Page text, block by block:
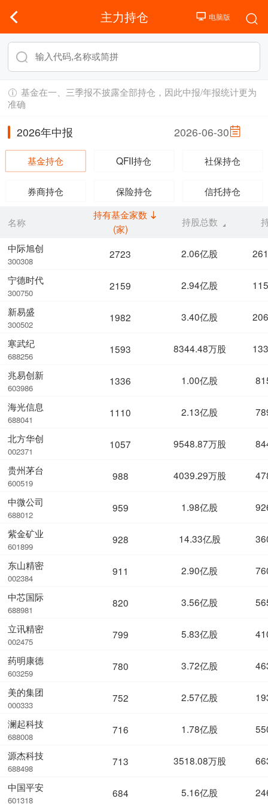
主力持仓
基金在一、三季报不披露全部持仓，因此中报/年报统计更为
准确
2026年中报 2026-06-30
基金持仓 QFII持仓 社保持仓
券商持仓 保险持仓 信托持仓
名称
中际旭创
300308
宁德时代
300750
新易盛
300502
寒武纪
688256
兆易创新
603986
海光信息
688041
北方华创
002371
贵州茅台
600519
中微公司
688012
紫金矿业
601899
东山精密
002384
中芯国际
688981
立讯精密
002475
药明康德
603259
美的集团
000333
澜起科技
688008
源杰科技
688498
中国平安
601318
持有基金家数
(家)
持股总数
2723 2.06亿股
2159 2.94亿股
1982 3.40亿股
1593 8344.48万股
1336 1.00亿股
1110 2.13亿股
1057 9548.87万股
988 4039.29万股
959 1.98亿股
928 14.33亿股
911 2.90亿股
820 3.56亿股
799 5.83亿股
780 3.72亿股
752 2.57亿股
716 1.78亿股
713 3518.08万股
684 5.16亿股